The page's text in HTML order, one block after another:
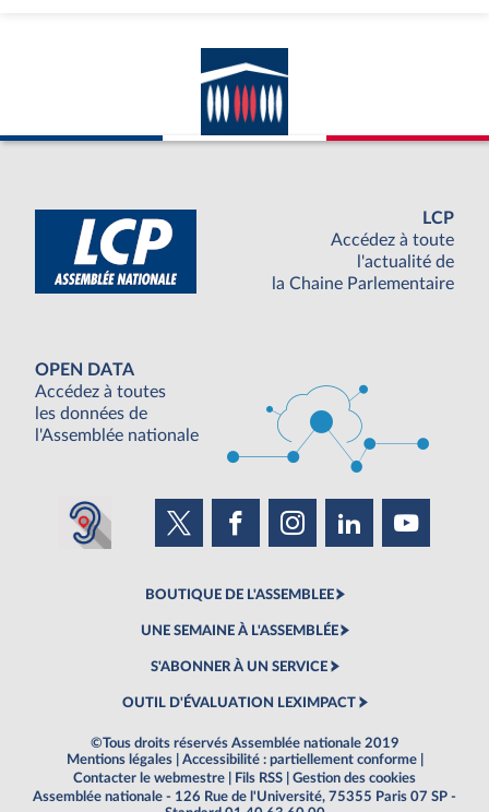
LCP
Accédez à toute
l'actualité de
la Chaine Parlementaire
OPEN DATA
Accédez à toutes
les données de
l'Assemblée nationale
BOUTIQUE DE L'ASSEMBLEE
UNE SEMAINE À L'ASSEMBLÉE
S'ABONNER À UN SERVICE
OUTIL D'ÉVALUATION LEXIMPACT
©Tous droits réservés Assemblée nationale 2019
Mentions légales
Accessibilité : partiellement conforme
Contacter le webmestre
Fils RSS
Gestion des cookies
Assemblée nationale - 126 Rue de l'Université, 75355 Paris 07 SP -